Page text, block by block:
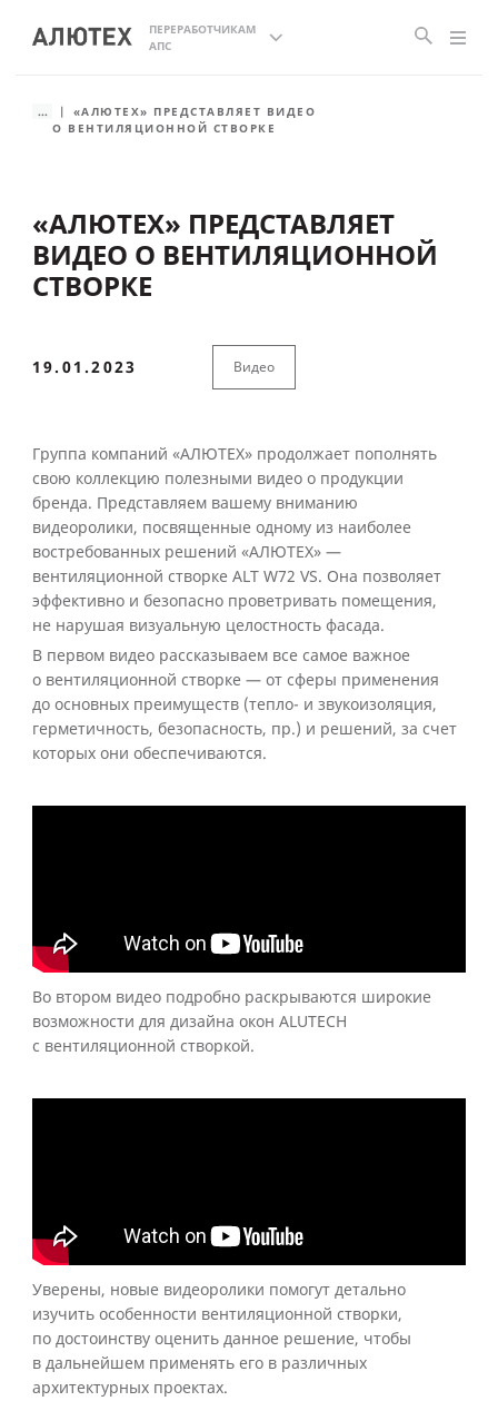
ПЕРЕРАБОТЧИКАМ
АПС
...
«АЛЮТЕХ» ПРЕДСТАВЛЯЕТ ВИДЕО
О ВЕНТИЛЯЦИОННОЙ СТВОРКЕ
«АЛЮТЕХ» ПРЕДСТАВЛЯЕТ
ВИДЕО О ВЕНТИЛЯЦИОННОЙ
СТВОРКЕ
19.01.2023 Видео
Группа компаний «АЛЮТЕХ» продолжает пополнять
свою коллекцию полезными видео о продукции
бренда. Представляем вашему вниманию
видеоролики, посвященные одному из наиболее
востребованных решений «АЛЮТЕХ» —
вентиляционной створке ALT W72 VS. Она позволяет
эффективно и безопасно проветривать помещения,
не нарушая визуальную целостность фасада.
В первом видео рассказываем все самое важное
о вентиляционной створке — от сферы применения
до основных преимуществ (тепло- и звукоизоляция,
герметичность, безопасность, пр.) и решений, за счет
которых они обеспечиваются.
Во втором видео подробно раскрываются широкие
возможности для дизайна окон ALUTECH
с вентиляционной створкой.
Уверены, новые видеоролики помогут детально
изучить особенности вентиляционной створки,
по достоинству оценить данное решение, чтобы
в дальнейшем применять его в различных
архитектурных проектах.